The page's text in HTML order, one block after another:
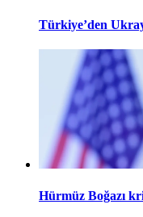
Türkiye’den
Hürmüz Boğazı